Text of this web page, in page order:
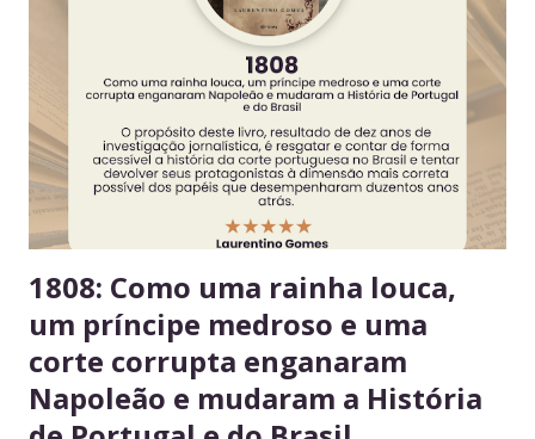
validade e mantém a geladeira práticas para todos. 3.
Consuma apenas o que é seu Evita mal-entendidos e
reforça a confiança entre colegas. 4. Derramou algo? Limpe
na hora Higiene imediata garante um ambiente limpo e
agradável para o próximo usuário. 5. Não deixe alimentos
estragarem Escolha um dia fixo da semana para revisar
seus itens e evitar desperdício. 6....
1808: Como uma rainha louca,
um príncipe medroso e uma
corte corrupta enganaram
Napoleão e mudaram a História